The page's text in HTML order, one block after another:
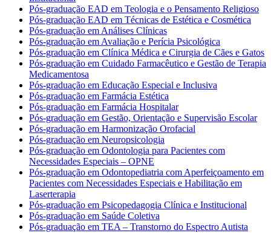
Pós-graduação EAD em Teologia e o Pensamento Religioso
Pós-graduação EAD em Técnicas de Estética e Cosmética
Pós-graduação em Análises Clínicas
Pós-graduação em Avaliação e Perícia Psicológica
Pós-graduação em Clínica Médica e Cirurgia de Cães e Gatos
Pós-graduação em Cuidado Farmacêutico e Gestão de Terapia
Medicamentosa
Pós-graduação em Educação Especial e Inclusiva
Pós-graduação em Farmácia Estética
Pós-graduação em Farmácia Hospitalar
Pós-graduação em Gestão, Orientação e Supervisão Escolar
Pós-graduação em Harmonização Orofacial
Pós-graduação em Neuropsicologia
Pós-graduação em Odontologia para Pacientes com
Necessidades Especiais – OPNE
Pós-graduação em Odontopediatria com Aperfeiçoamento em
Pacientes com Necessidades Especiais e Habilitação em
Laserterapia
Pós-graduação em Psicopedagogia Clínica e Institucional
Pós-graduação em Saúde Coletiva
Pós-graduação em TEA – Transtorno do Espectro Autista